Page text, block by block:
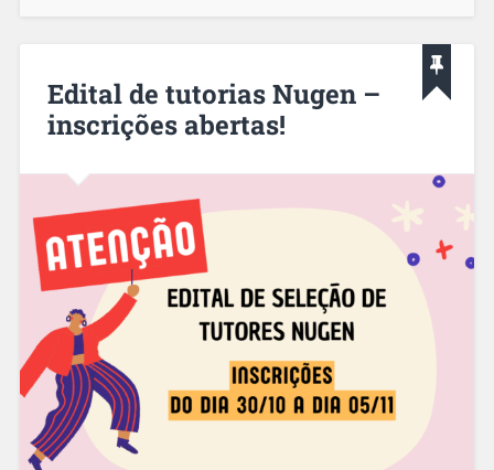
Edital de tutorias Nugen –
inscrições abertas!